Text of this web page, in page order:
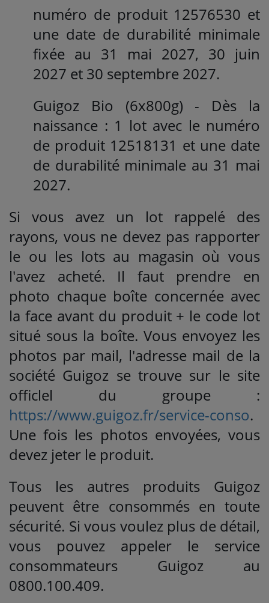
numéro de produit 12576530 et
une date de durabilité minimale
fixée au 31 mai 2027, 30 juin
2027 et 30 septembre 2027.
Guigoz Bio (6x800g) - Dès la
naissance : 1 lot avec le numéro
de produit 12518131 et une date
de durabilité minimale au 31 mai
2027.
Si vous avez un lot rappelé des
rayons, vous ne devez pas rapporter
le ou les lots au magasin où vous
l'avez acheté. Il faut prendre en
photo chaque boîte concernée avec
la face avant du produit + le code lot
situé sous la boîte. Vous envoyez les
photos par mail, l'adresse mail de la
société Guigoz se trouve sur le site
officlel du groupe :
https://www.guigoz.fr/service-conso.
Une fois les photos envoyées, vous
devez jeter le produit.
Tous les autres produits Guigoz
peuvent être consommés en toute
sécurité. Si vous voulez plus de détail,
vous pouvez appeler le service
consommateurs Guigoz au
0800.100.409.